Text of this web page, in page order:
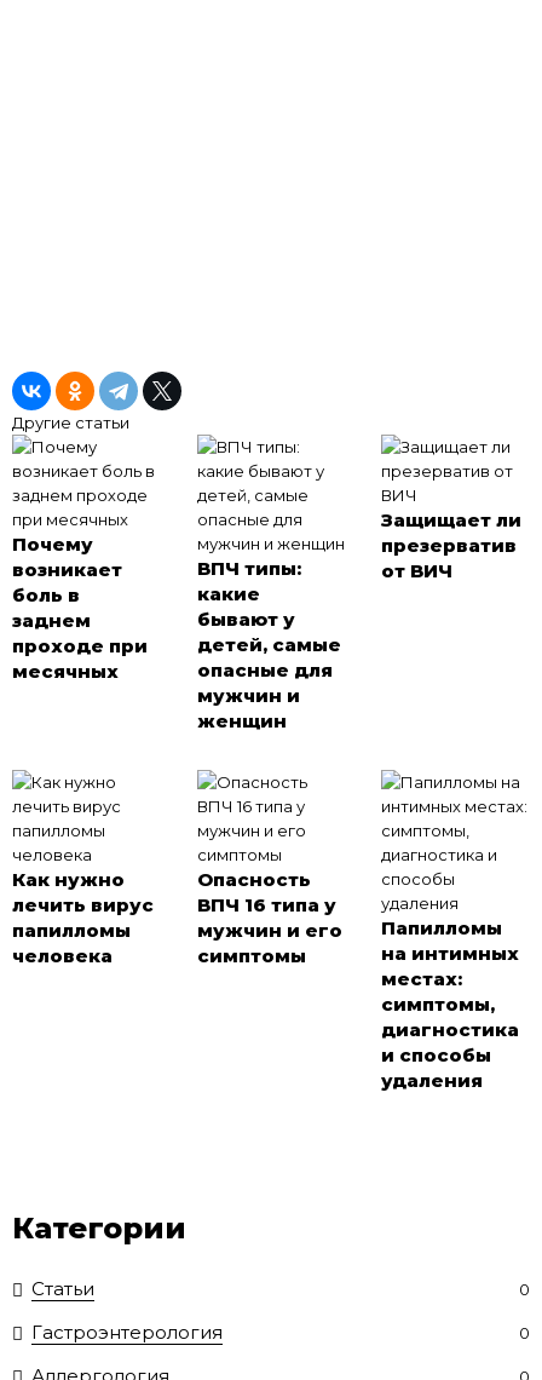
Другие статьи
Почему
возникает
боль в
заднем
проходе при
месячных
ВПЧ типы:
какие
бывают у
детей, самые
опасные для
мужчин и
женщин
Защищает ли
презерватив
от ВИЧ
Как нужно
лечить вирус
папилломы
человека
Опасность
ВПЧ 16 типа у
мужчин и его
симптомы
Папилломы
на интимных
местах:
симптомы,
диагностика
и способы
удаления
Категории
Статьи 0
Гастроэнтерология 0